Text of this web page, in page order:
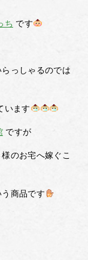
ち です
っしゃるのでは
います
ですが
のお宅へ嫁ぐこ
商品です